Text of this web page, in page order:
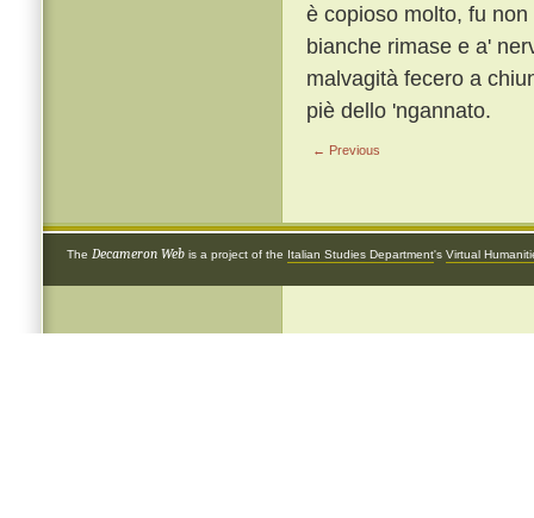
è copioso molto, fu
bianche rimase e a'
malvagità fecero a
piè dello 'ngannato.
← Previous
The Decameron Web is a project of the Italian Studies Department's Virtual